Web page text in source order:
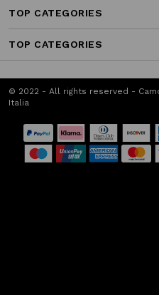
TOP CATEGORIES
TOP CATEGORIES
© 2022 - All rights reserved -
Italia